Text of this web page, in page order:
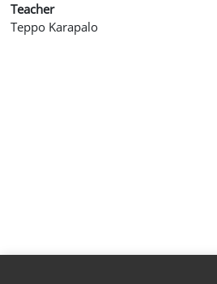
Teacher
Teppo Karapalo